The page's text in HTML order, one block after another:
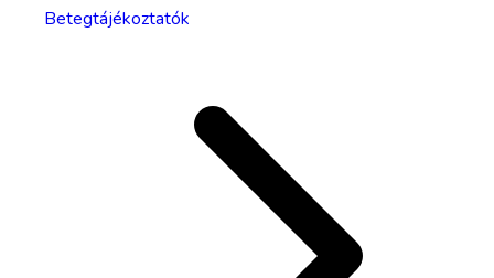
Betegtájékoztatók